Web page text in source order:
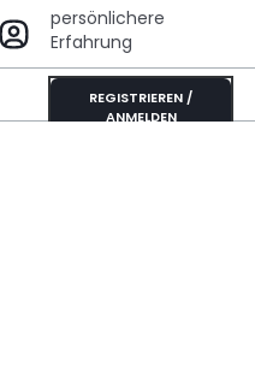
persönlichere
Erfahrung
REGISTRIEREN /
ANMELDEN